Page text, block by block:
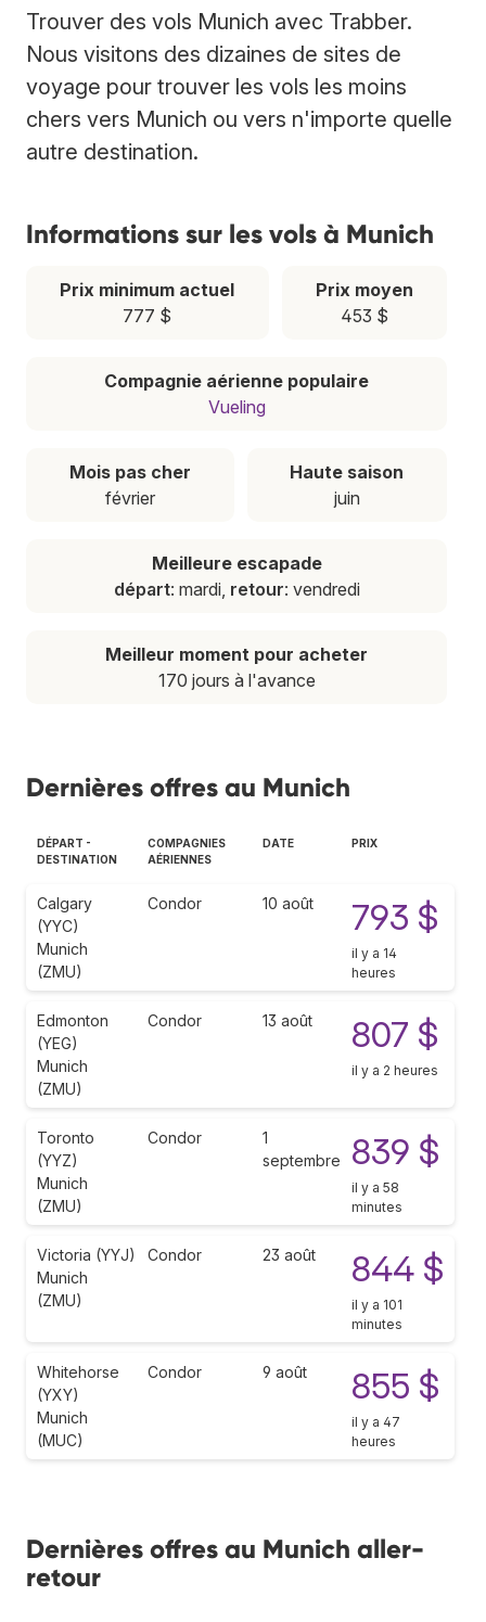
Trouver des vols Munich avec Trabber.
Nous visitons des dizaines de sites de
voyage pour trouver les vols les moins
chers vers Munich ou vers n'importe quelle
autre destination.
Informations sur les vols à Munich
Prix minimum actuel
777 $
Prix moyen
453 $
Compagnie aérienne populaire
Vueling
Mois pas cher
février
Haute saison
juin
Meilleure escapade
départ: mardi, retour: vendredi
Meilleur moment pour acheter
170 jours à l'avance
Dernières offres au Munich
DÉPART -
DESTINATION
COMPAGNIES
AÉRIENNES
DATE PRIX
Calgary
(YYC)
Munich
(ZMU)
Condor 10 août 793 $
il y a 14
heures
Edmonton
(YEG)
Munich
(ZMU)
Condor 13 août 807 $
il y a 2 heures
Toronto
(YYZ)
Munich
(ZMU)
Condor
1
septembre
839 $
il y a 58
minutes
Victoria (YYJ)
Munich
(ZMU)
Condor 23 août 844 $
il y a 101
minutes
Whitehorse
(YXY)
Munich
(MUC)
Condor 9 août 855 $
il y a 47
heures
Dernières offres au Munich aller-
retour